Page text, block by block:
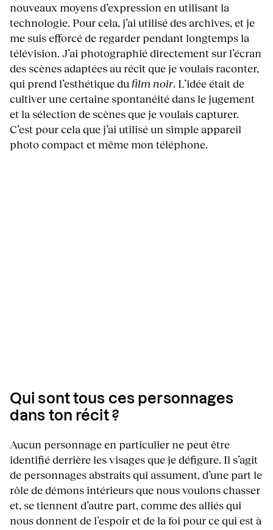
nouveaux moyens d’expression en utilisant la
technologie. Pour cela, j’ai utilisé des archives, et je
me suis efforcé de regarder pendant longtemps la
télévision. J’ai photographié directement sur l’écran
des scènes adaptées au récit que je voulais raconter,
qui prend l’esthétique dufilm noir. L’idée était de
cultiver une certaine spontanéité dans le jugement
et la sélection de scènes que je voulais capturer.
C’est pour cela que j’ai utilisé un simple appareil
photo compact et même mon téléphone.
Qui sont tous ces personnages
dans ton récit ?
Aucun personnage en particulier ne peut être
identifié derrière les visages que je défigure. Il s’agit
de personnages abstraits qui assument, d’une part le
rôle de démons intérieurs que nous voulons chasser
et, se tiennent d’autre part, comme des alliés qui
nous donnent de l’espoir et de la foi pour ce qui est à